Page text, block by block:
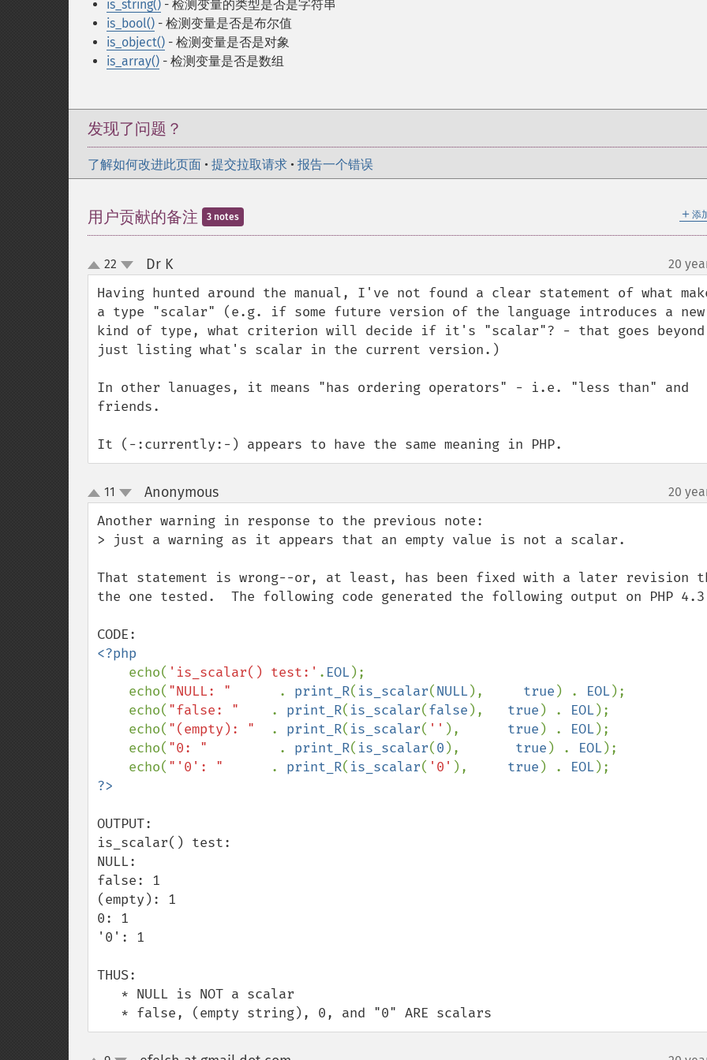
is_string() - 检测变量的类型是否是字符串
is_bool() - 检测变量是否是布尔值
is_object() - 检测变量是否是对象
is_array() - 检测变量是否是数组
发现了问题？
了解如何改进此页面 • 提交拉取请求 • 报告一个错误
＋ 添
用户贡献的备注 3 notes
up
down
22 Dr K¶ 20
Having hunted around the manual, I've not found a clear statement of what
a type "scalar" (e.g. if some future version of the language introduces a new
kind of type, what criterion will decide if it's "scalar"? - that goes beyond
just listing what's scalar in the current version.)
In other lanuages, it means "has ordering operators" - i.e. "less than" and
friends.
It (-:currently:-) appears to have the same meaning in PHP.
up
down
11 Anonymous¶ 20
Another warning in response to the previous note:
> just a warning as it appears that an empty value is not a scalar.
That statement is wrong--or, at least, has been fixed with a later revision
the one tested.  The following code generated the following output on PHP
<?php
echo( 'is_scalar() test:' . EOL);
    echo(
"NULL: " . print_R( is_scalar(NULL), true ) . EOL);
    echo(
"false: " . print_R( is_scalar(false ), true ) . EOL);
    echo(
"(empty): " . print_R( is_scalar( '' ), true ) . EOL);
    echo(
"0: " . print_R( is_scalar(0 ), true ) . EOL);
    echo(
"'0': " . print_R( is_scalar( '0' ), true ) . EOL
OUTPUT:
is_scalar() test:
NULL:
false: 1
(empty): 1
0: 1
'0': 1
THUS:
   * false, (empty string), 0, and "0" ARE scalars